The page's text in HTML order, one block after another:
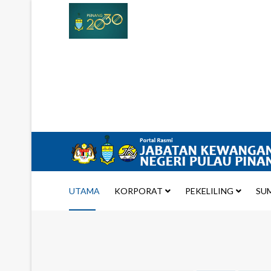
UTAMA KORPORAT PEKELILING